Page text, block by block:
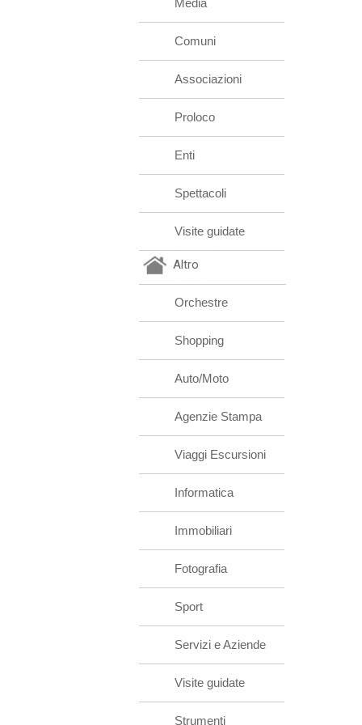
Media
Comuni
Associazioni
Proloco
Enti
Spettacoli
Visite guidate
Altro
Orchestre
Shopping
Auto/Moto
Agenzie Stampa
Viaggi Escursioni
Informatica
Immobiliari
Fotografia
Sport
Servizi e Aziende
Visite guidate
Strumenti